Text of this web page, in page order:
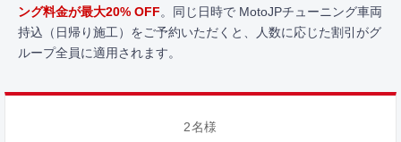
ング料金が最大20% OFF。同じ日時で MotoJPチューニング車両
持込（日帰り施工）をご予約いただくと、人数に応じた割引がグ
ループ全員に適用されます。
2名様